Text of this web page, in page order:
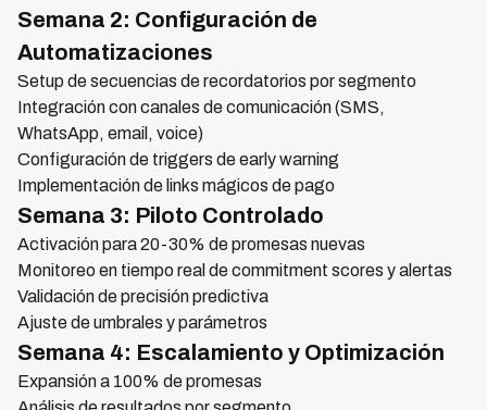
Semana 2: Configuración de
Automatizaciones
Setup de secuencias de recordatorios por segmento
Integración con canales de comunicación (SMS,
WhatsApp, email, voice)
Configuración de triggers de early warning
Implementación de links mágicos de pago
Semana 3: Piloto Controlado
Activación para 20-30% de promesas nuevas
Monitoreo en tiempo real de commitment scores y alertas
Validación de precisión predictiva
Ajuste de umbrales y parámetros
Semana 4: Escalamiento y Optimización
Expansión a 100% de promesas